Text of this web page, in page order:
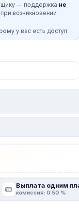
— поддержка не
возникновении
у вас есть доступ.
Выплата одним
комиссия: 0.50 %